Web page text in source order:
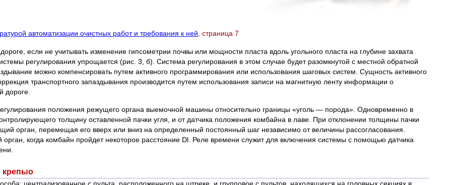
автоматизации очистных работ и требования к ней , страница 7
если не учитывать изменение гипсометрии почвы или мощности пласта вдоль угольного пласта на глубине захвата
регулирования упрощается (рис. 3, б). Система регулирования в этом случае будет разомкнутой с местной обратной
можно компенсировать путем активного программирования или использования шаговых систем. Сущность активного
транспортного запаздывания производится путем использования записи на магнитную ленту информации о
дороге.
положения режущего органа выемочной машины относительно границы «уголь — порода». Одновременно в
толщину оставленной пачки угля, и от датчика положения комбайна в лаве. При отклонении толщины пачки
орган, перемещая его вверх или вниз на определенный постоянный шаг независимо от величины рассогласования.
когда комбайн пройдет некоторое расстояние Dl. Реле времени служит для включения системы с помощью датчика
крепыо